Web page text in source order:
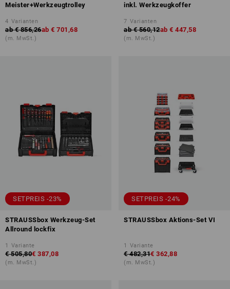
Meister+Werkzeugtrolley
4 Varianten
ab € 856,26ab € 701,68
(m. MwSt.)
inkl. Werkzeugkoffer
7 Varianten
ab € 560,12ab € 447,58
(m. MwSt.)
SETPREIS -23%
STRAUSSbox Werkzeug-Set
Allround lockfix
1 Variante
€ 505,80€ 387,08
(m. MwSt.)
SETPREIS -24%
STRAUSSbox Aktions-Set VI
1 Variante
€ 482,31€ 362,88
(m. MwSt.)